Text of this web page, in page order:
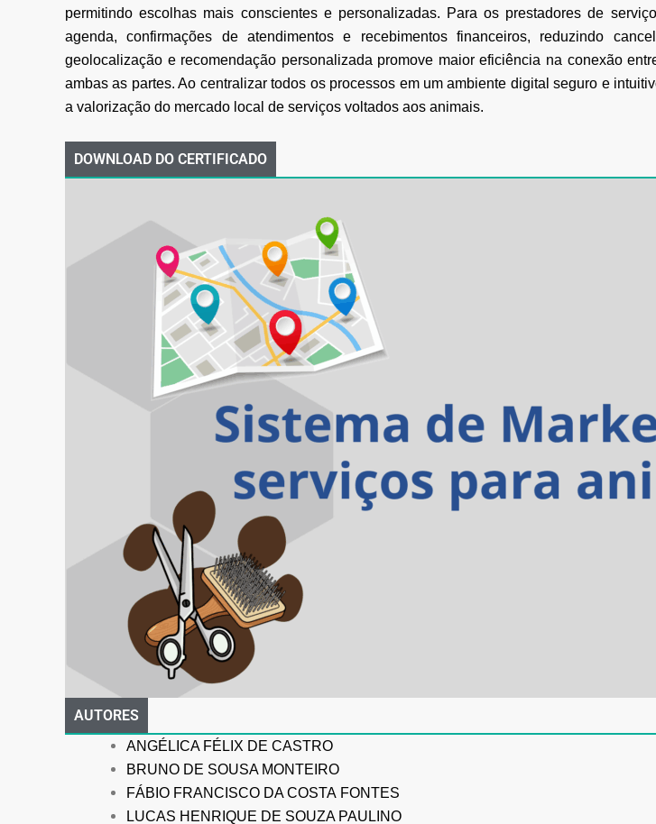
permitindo escolhas mais conscientes e personalizadas. Para os prestadores de
agenda, confirmações de atendimentos e recebimentos
financeiros, reduzindo
geolocalização e recomendação personalizada promove maior eficiência na conexão
ambas as partes. Ao centralizar todos os processos em um ambiente digital seguro e
a valorização do mercado local de serviços voltados aos animais.
DOWNLOAD DO CERTIFICADO
AUTORES
ANGÉLICA FÉLIX DE CASTRO
BRUNO DE SOUSA MONTEIRO
FÁBIO FRANCISCO DA COSTA FONTES
LUCAS HENRIQUE DE SOUZA PAULINO